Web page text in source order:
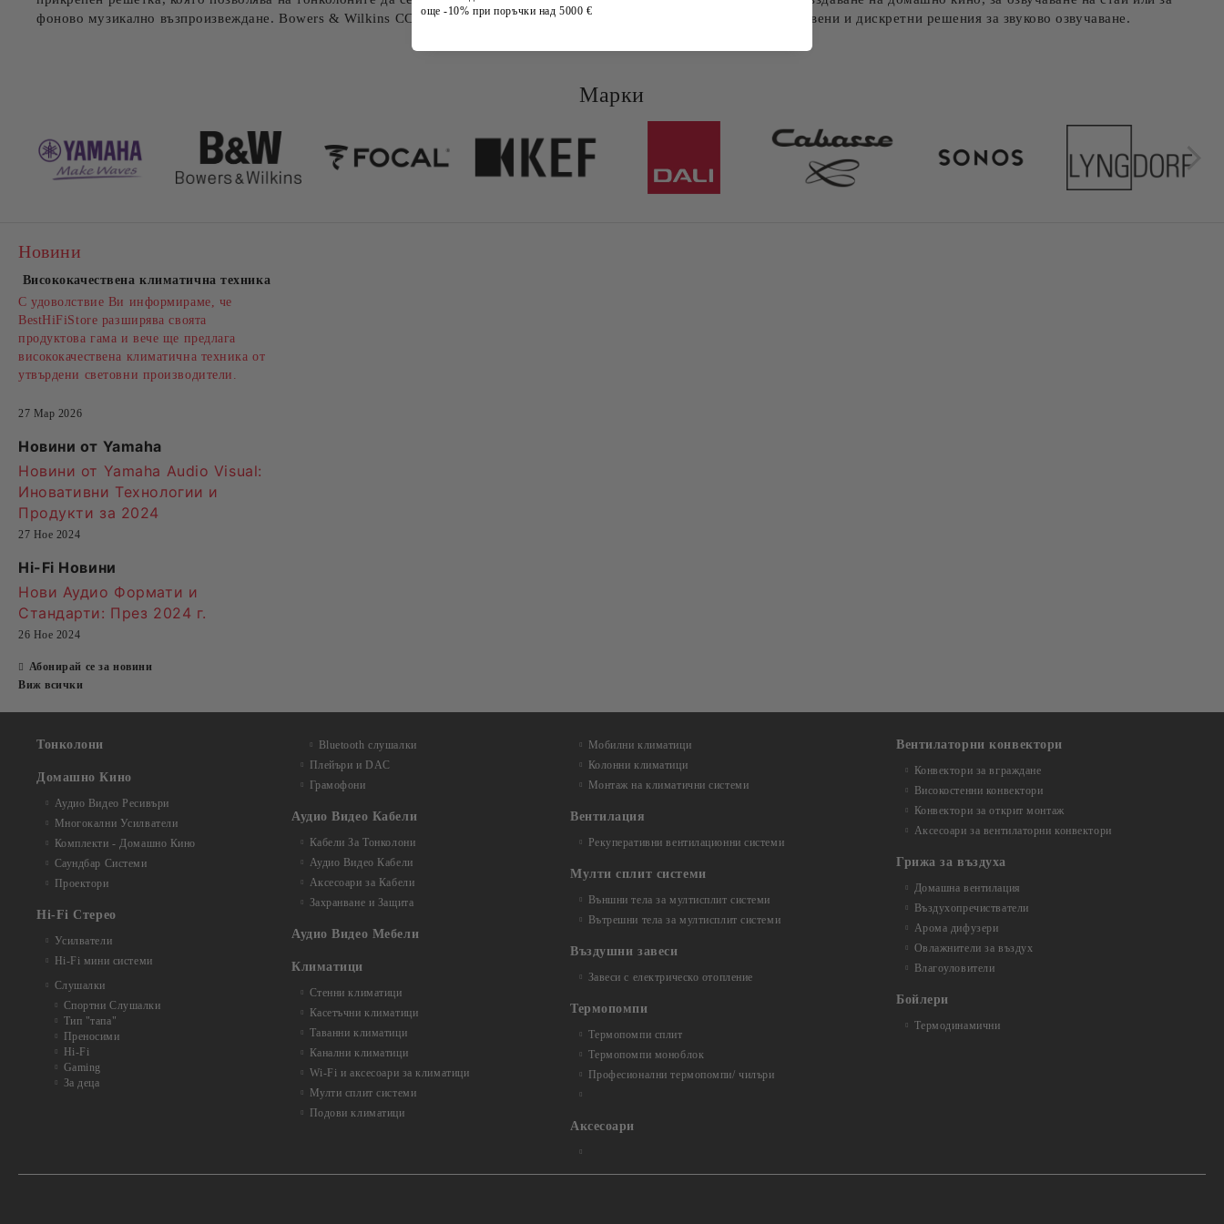
фоново музикално възпроизвеждане. Bowers & Wilkins CCM362 са отличен избор за всички, които търсят висококачествени и дискретни решения за звуково озвучаване.
Марки
Новини
Висококачествена климатична техника
С удоволствие Ви информираме, че
BestHiFiStore разширява своята
продуктова гама и вече ще предлага
висококачествена климатична техника от
утвърдени световни производители.
27 Мар 2026
Новини от Yamaha
Новини от Yamaha Audio Visual:
Иновативни Технологии и
Продукти за 2024
27 Ное 2024
Hi-Fi Новини
Нови Аудио Формати и
Стандарти: През 2024 г.
26 Ное 2024
Абонирай се за новини
Виж всички
Тонколони
Домашно Кино
Аудио Видео Рeсивъри
Многокални Усилватели
Комплекти - Домашно Кино
Саундбар Системи
Проектори
Hi-Fi Стерео
Усилватели
Hi-Fi мини системи
Слушалки
Спортни Слушалки
Тип "тапа"
Преносими
Hi-Fi
Gaming
За деца
Bluetooth слушалки
Плейъри и DAC
Грамофони
Аудио Видео Кабели
Кабели За Тонколони
Аудио Видео Кабели
Аксесоари за Кабели
Захранване и Защита
Аудио Видео Мебели
Климатици
Стенни климатици
Касетъчни климатици
Таванни климатици
Канални климатици
Wi-Fi и аксесоари за климатици
Мулти сплит системи
Подови климатици
Мобилни климатици
Колонни климатици
Монтаж на климатични системи
Вентилация
Рекуперативни вентилационни системи
Мулти сплит системи
Външни тела за мултисплит системи
Вътрешни тела за мултисплит системи
Въздушни завеси
Завеси с електрическо отопление
Термопомпи
Термопомпи сплит
Термопомпи моноблок
Професионални термопомпи/ чилъри
Аксесоари
Вентилаторни конвектори
Конвектори за вграждане
Високостенни конвектори
Конвектори за открит монтаж
Аксесоари за вентилаторни конвектори
Грижа за въздуха
Домашна вентилация
Въздухопречистватели
Арома дифузери
Овлажнители за въздух
Влагоуловители
Бойлери
Термодинамични
още -10% при поръчки над 5000 €